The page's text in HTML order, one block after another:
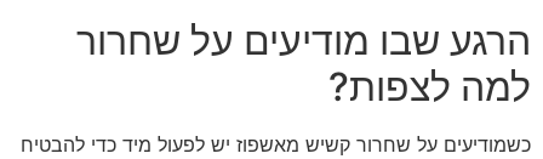
הרגע שבו מודיעים על שחרור
למה לצפות?
כשמודיעים על שחרור קשיש מאשפוז יש לפעול מיד כדי להבטיח